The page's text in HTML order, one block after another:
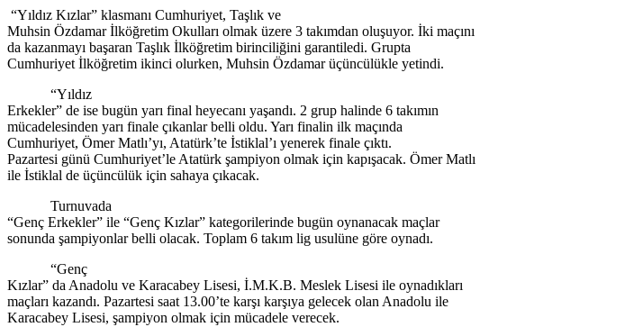
“Yıldız Kızlar” klasmanı Cumhuriyet, Taşlık ve
Muhsin Özdamar İlköğretim Okulları olmak üzere 3 takımdan oluşuyor. İki maçını
da kazanmayı başaran Taşlık İlköğretim birinciliğini garantiledi. Grupta
Cumhuriyet İlköğretim ikinci olurken, Muhsin Özdamar üçüncülükle yetindi.
“Yıldız
Erkekler” de ise bugün yarı final heyecanı yaşandı. 2 grup halinde 6 takımın
mücadelesinden yarı finale çıkanlar belli oldu. Yarı finalin ilk maçında
Cumhuriyet, Ömer Matlı’yı, Atatürk’te İstiklal’ı yenerek finale çıktı.
Pazartesi günü Cumhuriyet’le Atatürk şampiyon olmak için kapışacak. Ömer Matlı
ile İstiklal de üçüncülük için sahaya çıkacak.
Turnuvada
“Genç Erkekler” ile “Genç Kızlar” kategorilerinde bugün oynanacak maçlar
sonunda şampiyonlar belli olacak. Toplam 6 takım lig usulüne göre oynadı.
“Genç
Kızlar” da Anadolu ve Karacabey Lisesi, İ.M.K.B. Meslek Lisesi ile oynadıkları
maçları kazandı. Pazartesi saat 13.00’te karşı karşıya gelecek olan Anadolu ile
Karacabey Lisesi, şampiyon olmak için mücadele verecek.